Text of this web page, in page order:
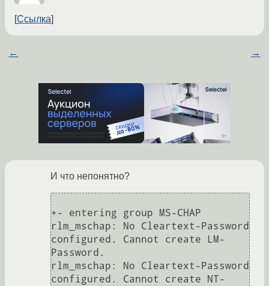
Ссылка
← →
И что непонятно?
+- entering group MS-CHAP
rlm_mschap: No Cleartext-Password
configured. Cannot create LM-
Password.
rlm_mschap: No Cleartext-Password
configured. Cannot create NT-